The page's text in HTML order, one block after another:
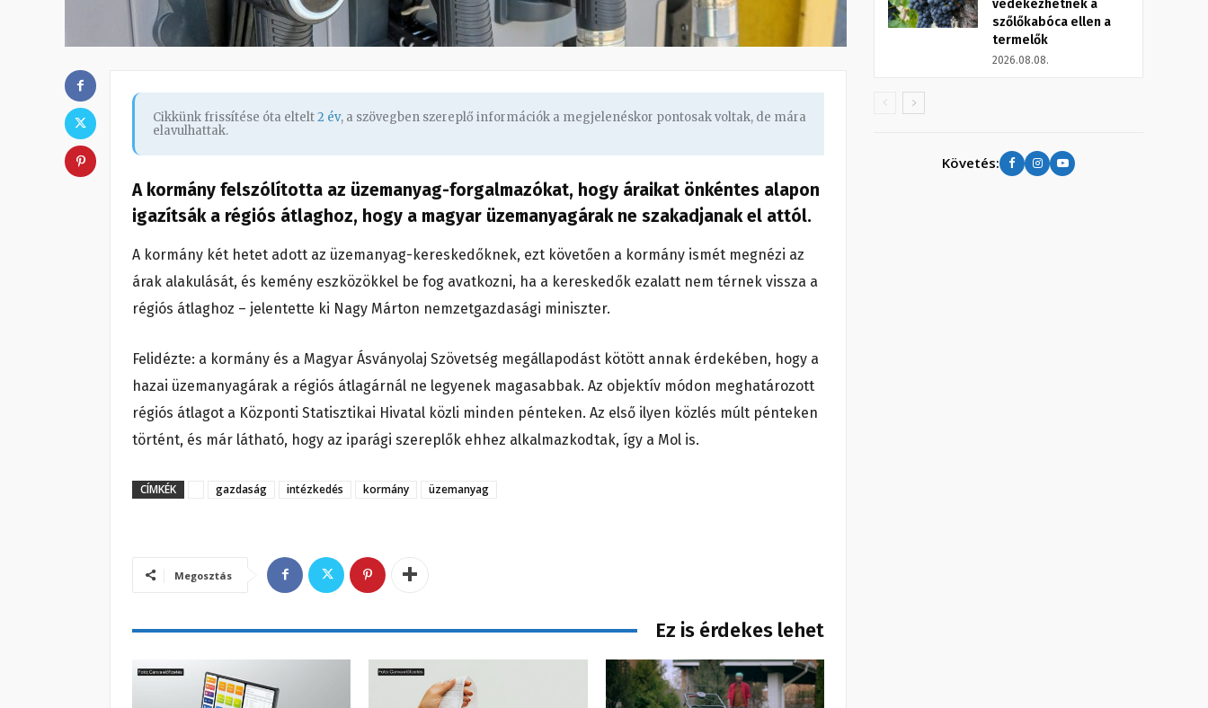
Cikkünk frissítése óta eltelt2 év, a szövegben szereplő információk a megjelenéskor pontosak voltak, de mára
elavulhattak.
A kormány felszólította az üzemanyag-forgalmazókat, hogy áraikat önkéntes alapon
igazítsák a régiós átlaghoz, hogy a magyar üzemanyagárak ne szakadjanak el attól.
A kormány két hetet adott az üzemanyag-kereskedőknek, ezt követően a kormány ismét megnézi az
árak alakulását, és kemény eszközökkel be fog avatkozni, ha a kereskedők ezalatt nem térnek vissza a
régiós átlaghoz – jelentette ki Nagy Márton nemzetgazdasági miniszter.
Felidézte: a kormány és a Magyar Ásványolaj Szövetség megállapodást kötött annak érdekében, hogy a
hazai üzemanyagárak a régiós átlagárnál ne legyenek magasabbak. Az objektív módon meghatározott
régiós átlagot a Központi Statisztikai Hivatal közli minden pénteken. Az első ilyen közlés múlt pénteken
történt, és már látható, hogy az iparági szereplők ehhez alkalmazkodtak, így a Mol is.
CÍMKÉK gazdaság intézkedés kormány üzemanyag
Megosztás
Ez is érdekes lehet
védekezhetnek a
szőlőkabóca ellen a
termelők
2026.08.08.
Követés: